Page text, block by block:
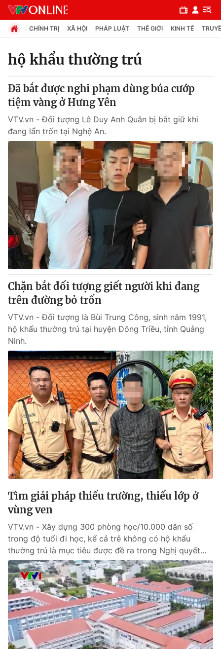
Chuyên mục
Chính trị
Xã hội
Pháp luật
Y tế
Thế giới
Tin tức
Thế giới đó đây
Câu chuyện quốc tế
Kinh tế
Tài chính
Thị trường
Góc doanh nghiệp
Dữ liệu và đời sống
Truyền hình
Phim VTV
Hậu trường
Nhân vật
Khán giả
Giải sao mai
Giải trí
Âm nhạc
Sao
Đời sống
Du lịch
Làm đẹp
Chất lượng cuộc sống
Giáo dục
Tuyển sinh
Học trực tuyến
Công nghệ
Hitech Công nghệ tương lai
Sản phẩm
Thị trường
Tư vấn
Giao lưu trực tuyến
Lịch phát sóng
Chuyên mục khác
Emagazine Podcast
Photo Infographic
Video Shorts video
VTV Money VTV Thể thao
VTV Sức khoẻ Bất động sản
CHÍNH TRỊ XÃ HỘI PHÁP LUẬT THẾ GIỚI KINH TẾ
hộ khẩu thường trú
Đã bắt được nghi phạm dùng búa cướp
tiệm vàng ở Hưng Yên
VTV.vn - Đối tượng Lê Duy Anh Quân bị bắt giữ khi
đang lẩn trốn tại Nghệ An.
Chặn bắt đối tượng giết người khi đang
trên đường bỏ trốn
VTV.vn - Đối tượng là Bùi Trung Công, sinh năm 1991,
hộ khẩu thường trú tại huyện Đông Triều, tỉnh Quảng
Ninh.
Tìm giải pháp thiếu trường, thiếu lớp ở
vùng ven
VTV.vn - Xây dựng 300 phòng học/10.000 dân số
trong độ tuổi đi học, kể cả trẻ không có hộ khẩu
thường trú là mục tiêu được đề ra trong Nghị quyết...